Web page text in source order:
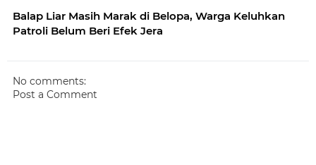
Balap Liar Masih Marak di Belopa, Warga Keluhkan
Patroli Belum Beri Efek Jera
No comments:
Post a Comment